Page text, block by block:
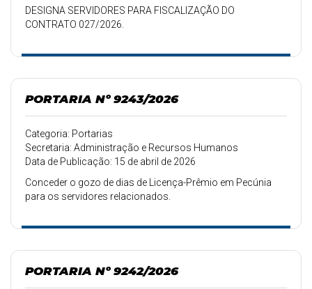
DESIGNA SERVIDORES PARA FISCALIZAÇÃO DO
CONTRATO 027/2026.
PORTARIA Nº 9243/2026
Categoria: Portarias
Secretaria: Administração e Recursos Humanos
Data de Publicação: 15 de abril de 2026
Conceder o gozo de dias de Licença-Prêmio em Pecúnia
para os servidores relacionados.
PORTARIA Nº 9242/2026